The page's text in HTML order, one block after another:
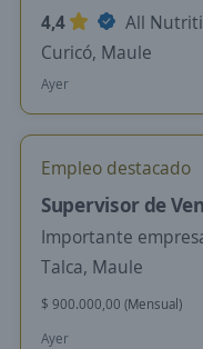
4,4
All
Curicó, Maule
Ayer
Empleo destacado
Supervisor de
Importante
Talca, Maule
$ 900.000,00 (Mensual)
Ayer